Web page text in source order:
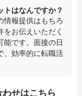
トはなんですか？
情報提供はもちろ
お伝えいただく
能です。面接の日
、効率的に転職活
せはこちら